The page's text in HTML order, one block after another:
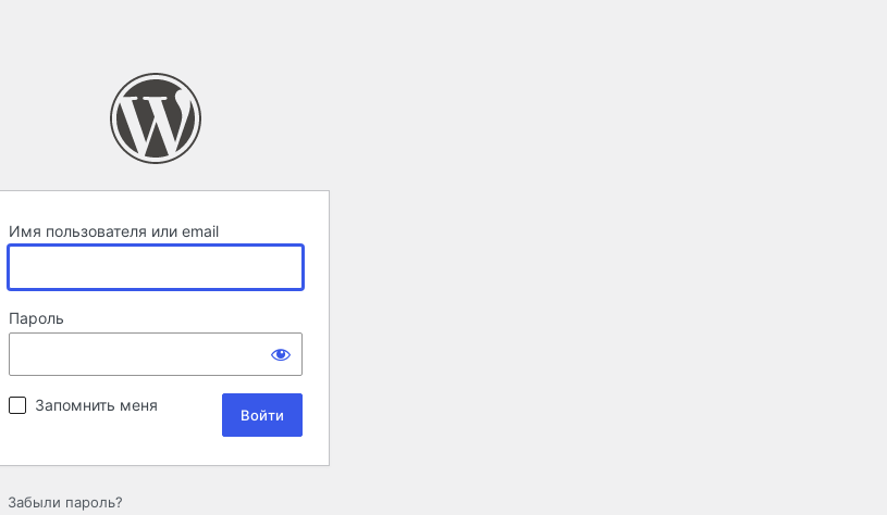
Имя пользователя или email
Пароль
Запомнить меня
Забыли пароль?